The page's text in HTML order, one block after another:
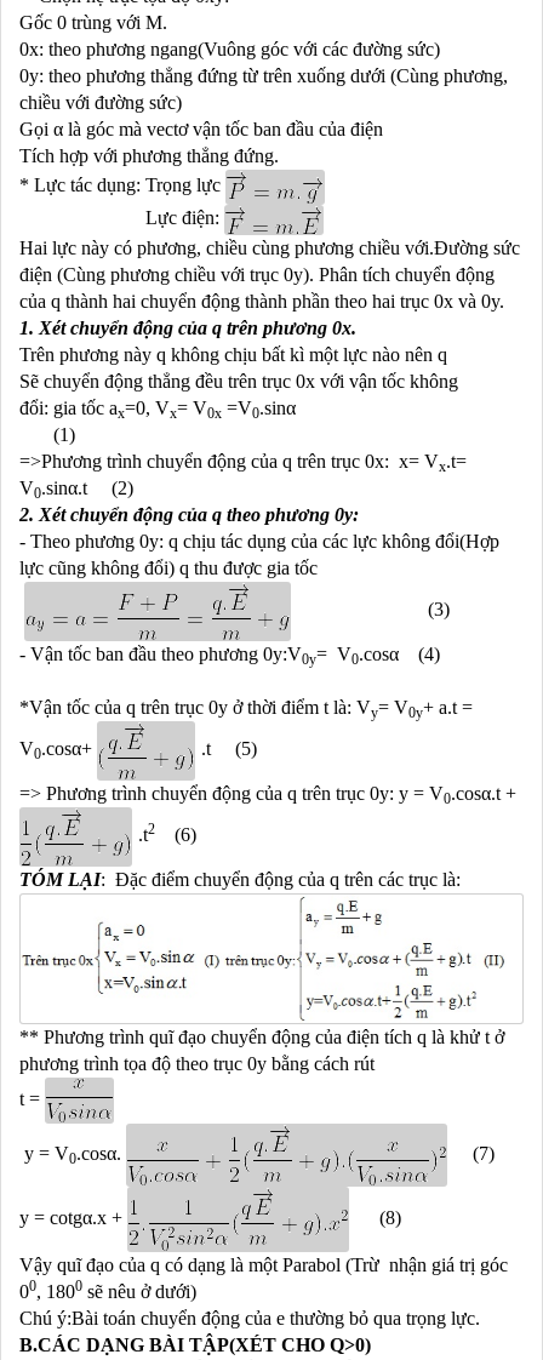
Gốc 0 trùng với M.
0x: theo phương ngang(Vuông góc với các đường sức)
0y: theo phương thẳng đứng từ trên xuống dưới (Cùng phương,
chiều với đường sức)
Gọi α là góc mà vectơ vận tốc ban đầu của điện
Tích hợp với phương thẳng đứng.
* Lực tác dụng: Trọng lực
Lực điện:
Hai lực này có phương, chiều cùng phương chiều với.Đường sức
điện (Cùng phương chiều với trục 0y). Phân tích chuyển động
của q thành hai chuyển động thành phần theo hai trục 0x và 0y.
1. Xét chuyển động của q trên phương 0x.
Trên phương này q không chịu bất kì một lực nào nên q
Sẽ chuyển động thẳng đều trên trục 0x với vận tốc không
đổi: gia tốc ax=0, Vx= V0x =V0.sinα
(1)
=>Phương trình chuyển động của q trên trục 0x: x= Vx.t=
V0.sinα.t (2)
2. Xét chuyển động của q theo phương 0y:
- Theo phương 0y: q chịu tác dụng của các lực không đổi(Hợp
lực cũng không đổi) q thu được gia tốc
(3)
- Vận tốc ban đầu theo phương 0y:V0y= V0.cosα (4)
*Vận tốc của q trên trục 0y ở thời điểm t là: Vy= V0y+ a.t =
V0.cosα+ .t (5)
=> Phương trình chuyển động của q trên trục 0y: y = V0.cosα.t +
.t2 (6)
TÓM LẠI: Đặc điểm chuyển động của q trên các trục là:
** Phương trình quĩ đạo chuyển động của điện tích q là khử t ở
phương trình tọa độ theo trục 0y bằng cách rút
t =
y = V0.cosα. (7)
y = cotgα.x + (8)
Vậy quĩ đạo của q có dạng là một Parabol (Trừ nhận giá trị góc
00, 1800 sẽ nêu ở dưới)
Chú ý:Bài toán chuyển động của e thường bỏ qua trọng lực.
B.CÁC DẠNG BÀI TẬP(XÉT CHO Q>0)